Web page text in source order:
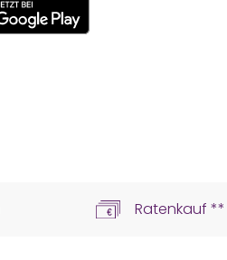
Ratenkauf **